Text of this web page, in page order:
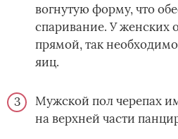
вогнутую форму, что
спаривание. У женских
прямой, так
яиц.
Мужской пол черепах
на верхней части